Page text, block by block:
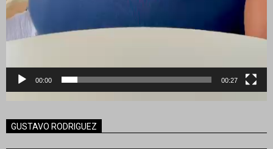
00:00 00:27
GUSTAVO RODRIGUEZ